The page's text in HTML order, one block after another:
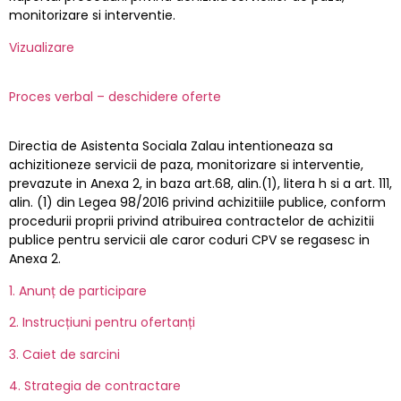
monitorizare si interventie.
Vizualizare
Proces verbal – deschidere oferte
Directia de Asistenta Sociala Zalau intentioneaza sa
achizitioneze servicii de paza, monitorizare si interventie,
prevazute in Anexa 2, in baza art.68, alin.(1), litera h si a art. 111,
alin. (1) din Legea 98/2016 privind achizitiile publice, conform
procedurii proprii privind atribuirea contractelor de achizitii
publice pentru servicii ale caror coduri CPV se regasesc in
Anexa 2.
1. Anunț de participare
2. Instrucțiuni pentru ofertanți
3. Caiet de sarcini
4. Strategia de contractare